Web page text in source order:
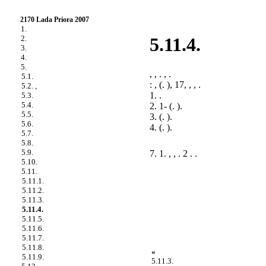
2170 Lada Priora 2007
1.
2.
3.
4.
5.
5.1.
5.2. ,
5.3.
5.4.
5.5.
5.6.
5.7.
5.8.
5.9.
5.10.
5.11.
5.11.1.
5.11.2.
5.11.3.
5.11.4.
5.11.5.
5.11.6.
5.11.7.
5.11.8.
5.11.9.
5.11.4.
, , . , .
: , (. ), 17, , , .
1. .
2. 1- (. ).
3. (. ).
4. (. ).
7. 1. , , . 2 . .
«
5.11.3.